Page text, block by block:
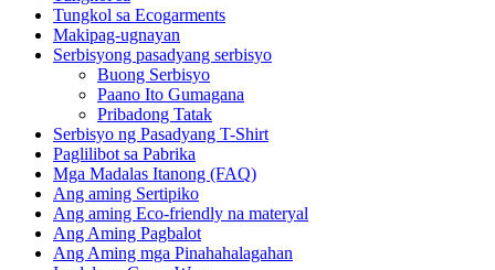
Tungkol sa Ecogarments
Makipag-ugnayan
Serbisyong pasadyang serbisyo
Buong Serbisyo
Paano Ito Gumagana
Pribadong Tatak
Serbisyo ng Pasadyang T-Shirt
Paglilibot sa Pabrika
Mga Madalas Itanong (FAQ)
Ang aming Sertipiko
Ang aming Eco-friendly na materyal
Ang Aming Pagbalot
Ang Aming mga Pinahahalagahan